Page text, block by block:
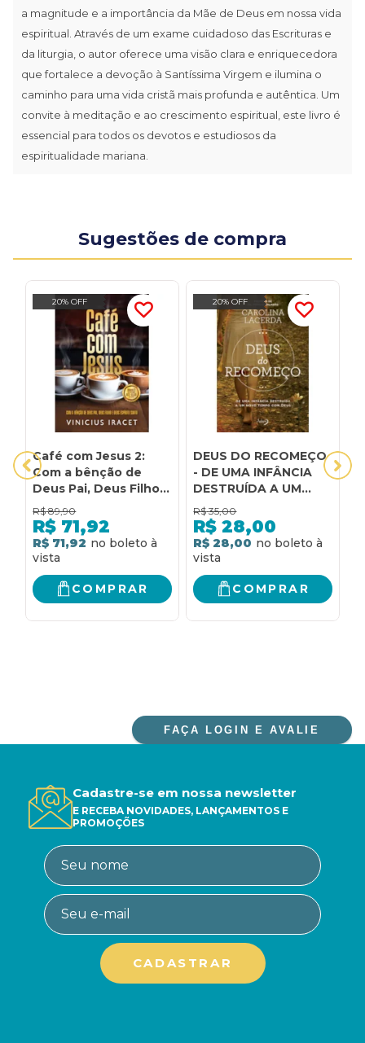
a magnitude e a importância da Mãe de Deus em nossa vida
espiritual. Através de um exame cuidadoso das Escrituras e
da liturgia, o autor oferece uma visão clara e enriquecedora
que fortalece a devoção à Santíssima Virgem e ilumina o
caminho para uma vida cristã mais profunda e autêntica. Um
convite à meditação e ao crescimento espiritual, este livro é
essencial para todos os devotos e estudiosos da
espiritualidade mariana.
Sugestões de compra
20% OFF
Café com Jesus 2:
Com a bênção de
Deus Pai, Deus Filho e
Deus Espírito Santo
R$ 89,90
R$ 71,92
R$ 71,92
COMPRAR
20% OFF
DEUS DO RECOMEÇO
- DE UMA INFÂNCIA
DESTRUÍDA A UM
NOVO TEMPO COM
DEUS
R$ 35,00
R$ 28,00
R$ 28,00
COMPRAR
FAÇA LOGIN E AVALIE
Cadastre-se em nossa newsletter
E RECEBA NOVIDADES, LANÇAMENTOS E
PROMOÇÕES